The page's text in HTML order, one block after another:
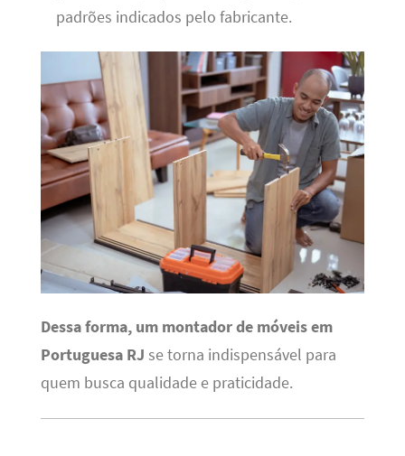
padrões indicados pelo fabricante.
Dessa forma, um montador de móveis em
Portuguesa RJ se torna indispensável para
quem busca qualidade e praticidade.